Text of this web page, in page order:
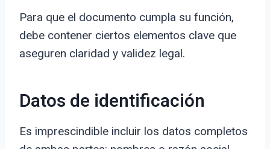
Para que el documento cumpla su función,
debe contener ciertos elementos clave que
aseguren claridad y validez legal.
Datos de identificación
Es imprescindible incluir los datos completos